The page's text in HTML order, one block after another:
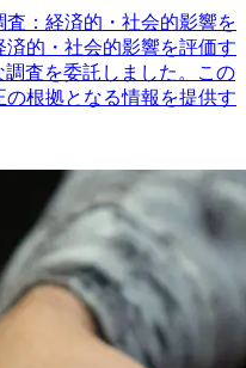
：経済的・社会的影響を
的・社会的影響を評価す
査を委託しました。この
根拠となる情報を提供す